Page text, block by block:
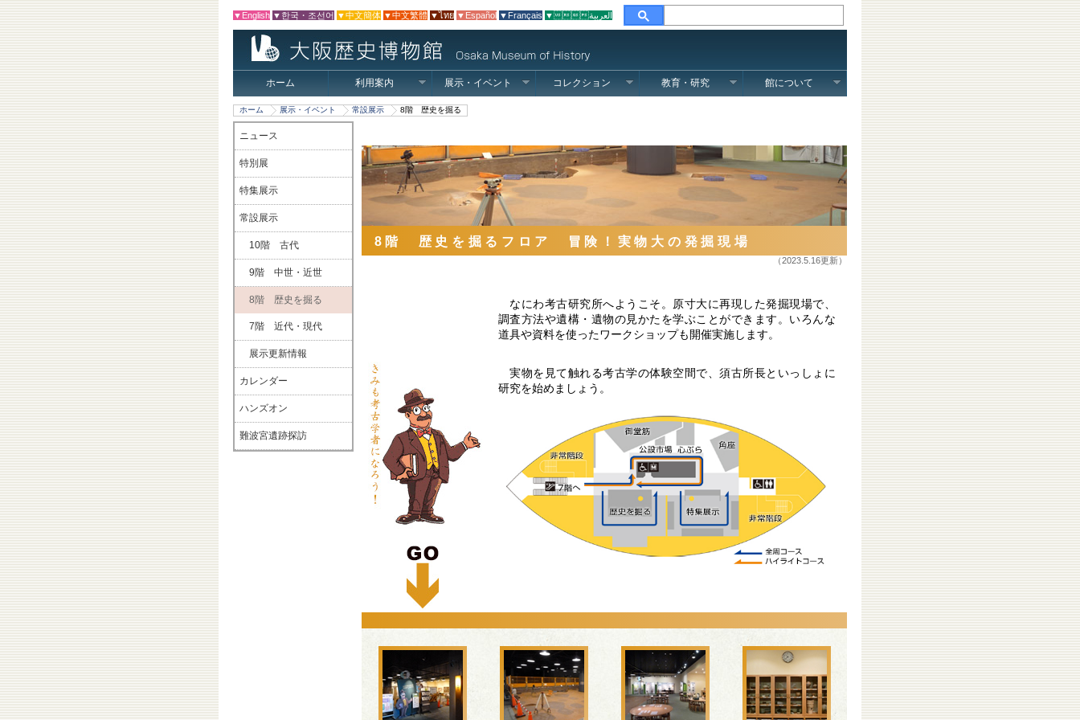
▼English ▼한국・조선어 ▼中文簡体 ▼中文繁體 ▼ไทย ▼Español ▼Français ▼العربية
ホーム 利用案内 展示・イベント コレクション 教育・研究 館について
ホーム 展示・イベント 常設展示 8階 歴史を掘る
ニュース
特別展
特集展示
常設展示
10階 古代
9階 中世・近世
8階 歴史を掘る
7階 近代・現代
展示更新情報
カレンダー
ハンズオン
難波宮遺跡探訪
8階 歴史を掘るフロア 冒険！実物大の発掘現場
（2023.5.16更新）
なにわ考古研究所へようこそ。原寸大に再現した発掘現場で、
調査方法や遺構・遺物の見かたを学ぶことができます。いろんな
道具や資料を使ったワークショップも開催実施します。
実物を見て触れる考古学の体験空間で、須古所長といっしょに
研究を始めましょう。